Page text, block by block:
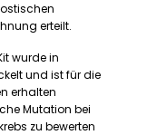
erteilt.
wurde in
und ist für die
erhalten
Mutation bei
zu bewerten